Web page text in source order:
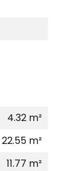
4.32 m²
22.55 m²
11.77 m²